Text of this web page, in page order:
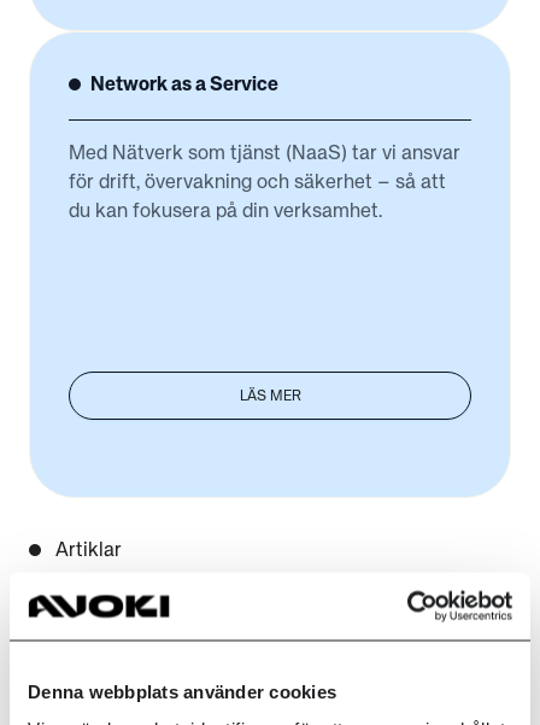
Denna webbplats använder cookies
Network as a Service
Med Nätverk som tjänst (NaaS) tar vi ansvar
för drift, övervakning och säkerhet – så att
du kan fokusera på din verksamhet.
LÄS MER
Artiklar
Läs våra artiklar
om Modern Work